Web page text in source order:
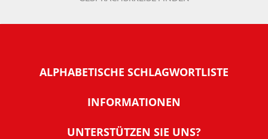
ALPHABETISCHE SCHLAGWORTLISTE
INFORMATIONEN
Warum NachDenkSeiten
UNTERSTÜTZEN SIE UNS?